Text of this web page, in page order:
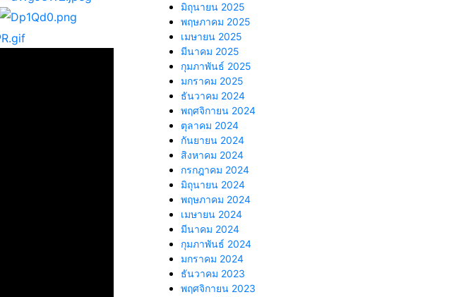
มิถุนายน 2025
พฤษภาคม 2025
เมษายน 2025
มีนาคม 2025
กุมภาพันธ์ 2025
มกราคม 2025
ธันวาคม 2024
พฤศจิกายน 2024
ตุลาคม 2024
กันยายน 2024
สิงหาคม 2024
กรกฎาคม 2024
มิถุนายน 2024
พฤษภาคม 2024
เมษายน 2024
มีนาคม 2024
กุมภาพันธ์ 2024
มกราคม 2024
ธันวาคม 2023
พฤศจิกายน 2023